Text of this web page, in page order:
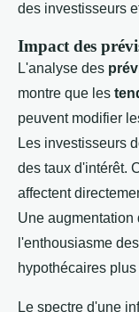
des investisseurs
Impact des
L'analyse des
montre que les
peuvent modifier
Les investisseurs
des taux d'intérêt.
affectent
Une augmentation
l'enthousiasme
hypothécaires
Le spectre d'une